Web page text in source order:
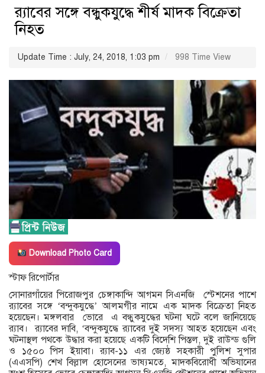
র‌্যাবের সঙ্গে বন্ধুকযুদ্ধে শীর্ষ মাদক বিক্রেতা
নিহত
Update Time : July, 24, 2018, 1:03 pm 998 Time View
Download Photo Card
স্টাফ রিপোর্টার
সোনারগাঁয়ের পিরোজপুর চেঙ্গাকান্দি আগমন সিএনজি স্টেশনের পাশে
র‌্যাবের সঙ্গে ‘বন্দুকযুদ্ধে’ আলমগীর নামে এক মাদক বিক্রেতা নিহত
হয়েছেন। মঙ্গলবার ভোরে এ বন্ধুকযুদ্ধের ঘটনা ঘটে বলে জানিয়েছে
র‌্যাব। র‌্যাবের দাবি, ‘বন্দুকযুদ্ধে র‌্যাবের দুই সদস্য আহত হয়েছেন এবং
ঘটনাস্থল পথকে উদ্ধার করা হয়েছে একটি বিদেশি পিস্তল, দুই রাউন্ড গুলি
ও ১৫০০ পিস ইয়াবা। র‌্যাব-১১ এর জ্যেষ্ঠ সহকারী পুলিশ সুপার
(এএসপি) শেখ বিল্লাল হোসেনের ভাষ্যমতে, মাদকবিরোধী অভিযানের